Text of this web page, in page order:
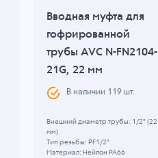
Вводная муфта для
гофрированной
трубы AVC N-FN2104-
21G, 22 мм
В наличии 119 шт.
Внешний диаметр трубы: 1/2" (22
мм)
Тип резьбы: PF1/2"
Материал: Нейлон PA66